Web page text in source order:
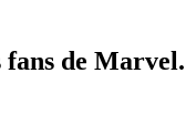
fans de Marvel.